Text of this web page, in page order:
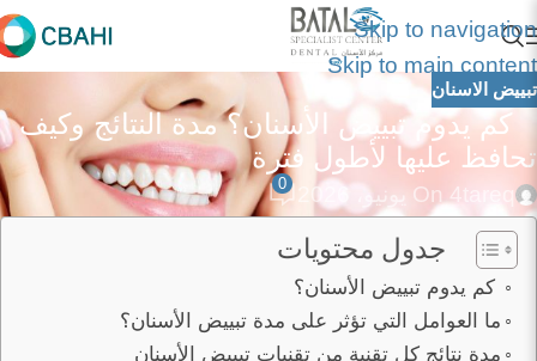
Skip to navigation
Skip to main content
تبييض الاسنان
كم يدوم تبييض الأسنان؟ مدة النتائج وكيف
تحافظ عليها لأطول فترة
tareqOn 4 يونيو، 2026 0
جدول محتويات
كم يدوم تبييض الأسنان؟
ما العوامل التي تؤثر على مدة تبييض الأسنان؟
مدة نتائج كل تقنية من تقنيات تبييض الأسنان